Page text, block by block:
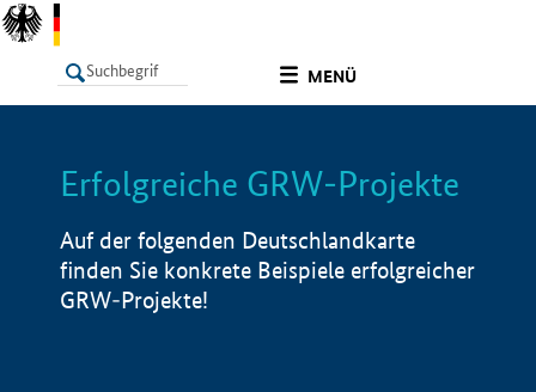
MENÜ
LISTE Info
Erfolgreiche GRW-Projekte
Auf der folgenden Deutschlandkarte
finden Sie konkrete Beispiele erfolgreicher
GRW-Projekte!